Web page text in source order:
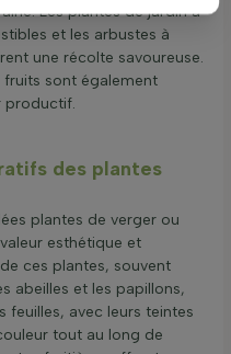
Les plantes de jardin à
et les arbustes à
une récolte savoureuse.
fruits sont également
productif.
des plantes
plantes de verger ou
esthétique et
ces plantes, souvent
abeilles et les papillons,
feuilles, avec leurs teintes
tout au long de